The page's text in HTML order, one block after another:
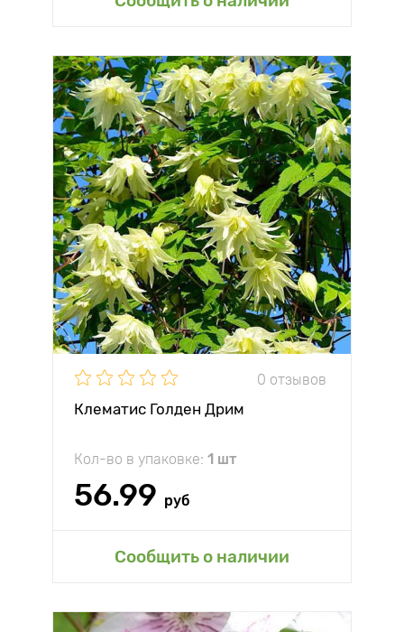
0 отзывов
Клематис Голден Дрим
Кол-во в упаковке: 1 шт
56.99 руб
Сообщить о наличии